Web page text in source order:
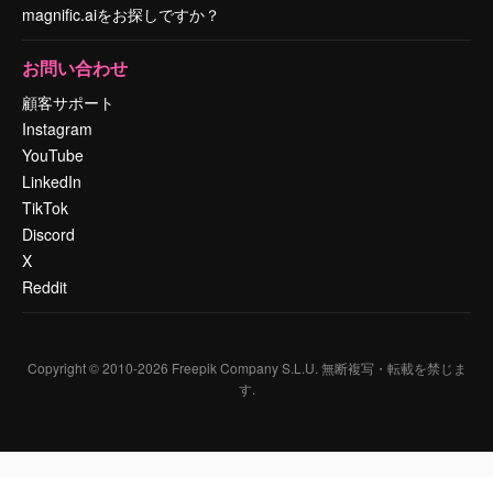
magnific.aiをお探しですか？
お問い合わせ
顧客サポート
Instagram
YouTube
LinkedIn
TikTok
Discord
X
Reddit
Copyright © 2010-2026 Freepik Company S.L.U. 無断複写・転載を禁じま
す.